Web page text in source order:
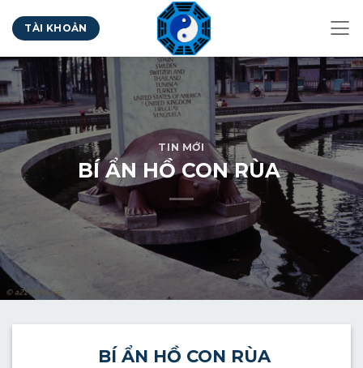
qua
nội
dung
TÀI KHOẢN
TIN MỚI
BÍ ẨN HỒ CON RÙA
BÍ ẨN HỒ CON RÙA